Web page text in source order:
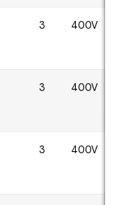
3 400V
3 400V
3 400V